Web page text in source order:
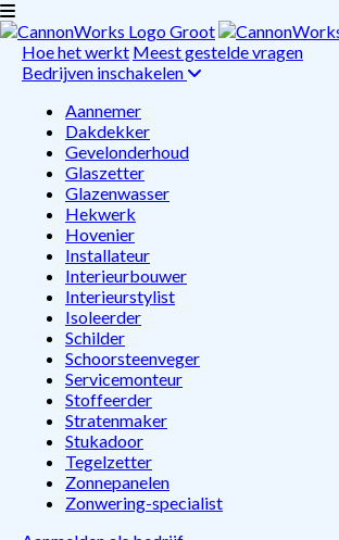
Hoe het werkt Meest gestelde vragen
Bedrijven inschakelen
Aannemer
Dakdekker
Gevelonderhoud
Glaszetter
Glazenwasser
Hekwerk
Hovenier
Installateur
Interieurbouwer
Interieurstylist
Isoleerder
Schilder
Schoorsteenveger
Servicemonteur
Stoffeerder
Stratenmaker
Stukadoor
Tegelzetter
Zonnepanelen
Zonwering-specialist